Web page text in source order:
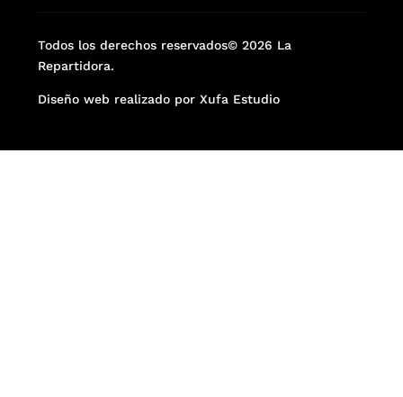
Todos los derechos reservados© 2026 La
Repartidora.
Diseño web realizado por Xufa Estudio